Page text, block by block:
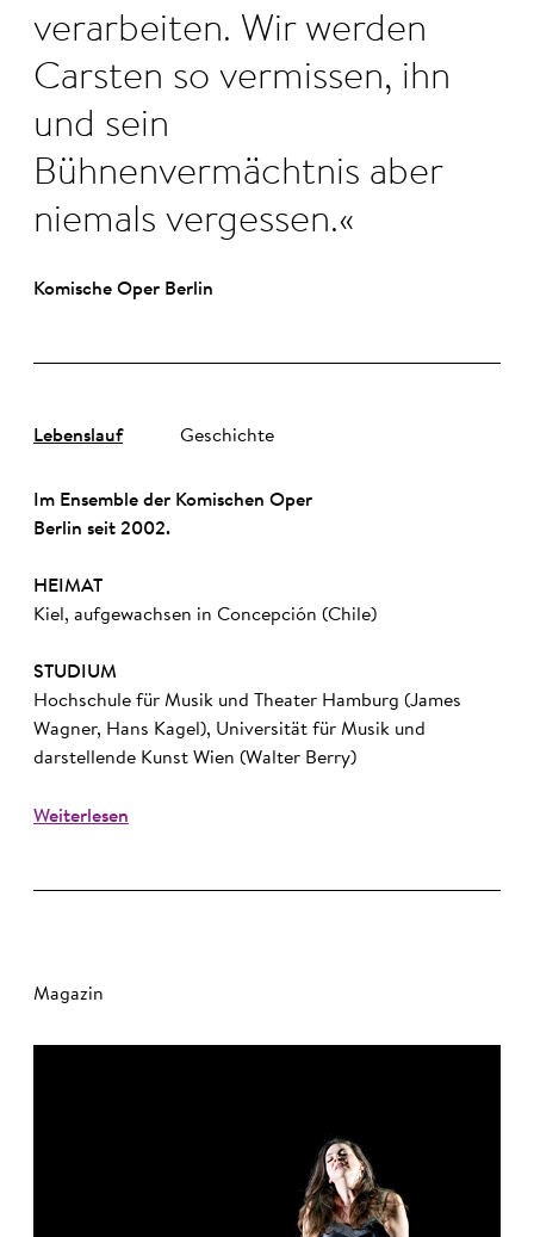
verarbeiten. Wir werden
Carsten so vermissen, ihn
und sein
Bühnenvermächtnis aber
niemals vergessen.
Komische Oper Berlin
Lebenslauf Geschichte
Im Ensemble der Komischen Oper
Berlin seit 2002.
HEIMAT
Kiel, aufgewachsen in Concepción (Chile)
STUDIUM
Hochschule für Musik und Theater Hamburg (James
Wagner, Hans Kagel), Universität für Musik und
darstellende Kunst Wien (Walter Berry)
Weiterlesen
Magazin